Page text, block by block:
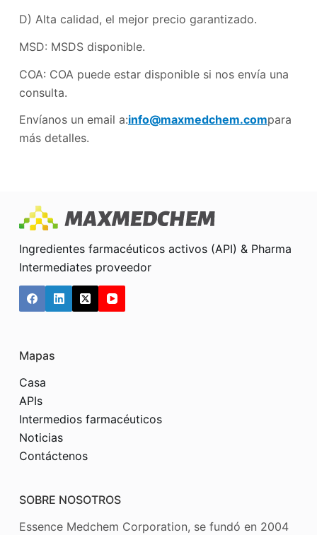
D) Alta calidad, el mejor precio garantizado.
MSD: MSDS disponible.
COA: COA puede estar disponible si nos envía una
consulta.
Envíanos un email a:info@maxmedchem.compara
más detalles.
Ingredientes farmacéuticos activos (API) & Pharma
Intermediates proveedor
Mapas
Casa
APIs
Intermedios farmacéuticos
Noticias
Contáctenos
SOBRE NOSOTROS
Essence Medchem Corporation, se fundó en 2004